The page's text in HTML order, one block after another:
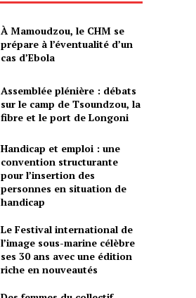
À Mamoudzou, le CHM se
prépare à l’éventualité d’un
cas d’Ebola
Assemblée plénière : débats
sur le camp de Tsoundzou, la
fibre et le port de Longoni
Handicap et emploi : une
convention structurante
pour l’insertion des
personnes en situation de
handicap
Le Festival international de
l’image sous-marine célèbre
ses 30 ans avec une édition
riche en nouveautés